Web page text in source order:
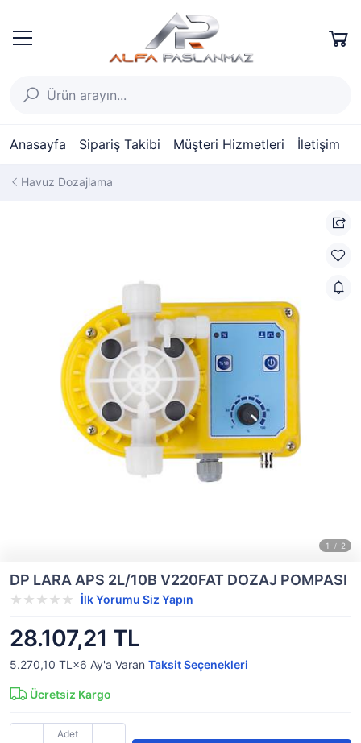
Anasayfa Sipariş Takibi Müşteri Hizmetleri İletişim
Havuz Dozajlama
DP LARA APS 2L/10B V220FAT DOZAJ POMPASI
İlk Yorumu Siz Yapın
28.107,21 TL
5.270,10 TL×6 Ay'a Varan Taksit Seçenekleri
Ücretsiz Kargo
Adet